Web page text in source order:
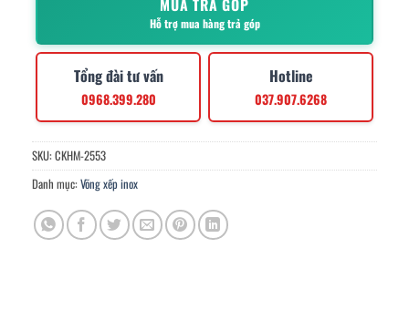
MUA TRẢ GÓP
Hỗ trợ mua hàng trả góp
Tổng đài tư vấn
0968.399.280
Hotline
037.907.6268
SKU: CKHM-2553
Danh mục: Võng xếp inox